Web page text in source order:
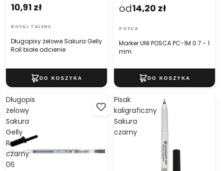
Długopisy żelowe Sakura Gelly
Roll białe odcienie
10,91 zł
ROYAL TALENS
Marker UNI POSCA PC-1M 0.7 - 1
mm
od14,20 zł
POSCA
Długopis
żelowy
Sakura
Gelly
Roll
czarny
06
Pisak
kaligraficzny
Sakura
czarny